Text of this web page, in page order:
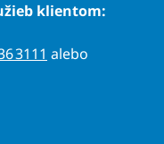
klientom:
3111 alebo